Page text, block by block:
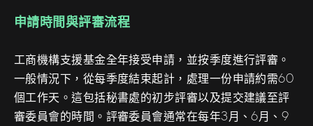
申請時間與評審流程
工商機構支援基金全年接受申請，並按季度進行評審。
一般情況下，從每季度結束起計，處理一份申請約需60
個工作天。這包括秘書處的初步評審以及提交建議至評
審委員會的時間。評審委員會通常在每年3月、6月、9